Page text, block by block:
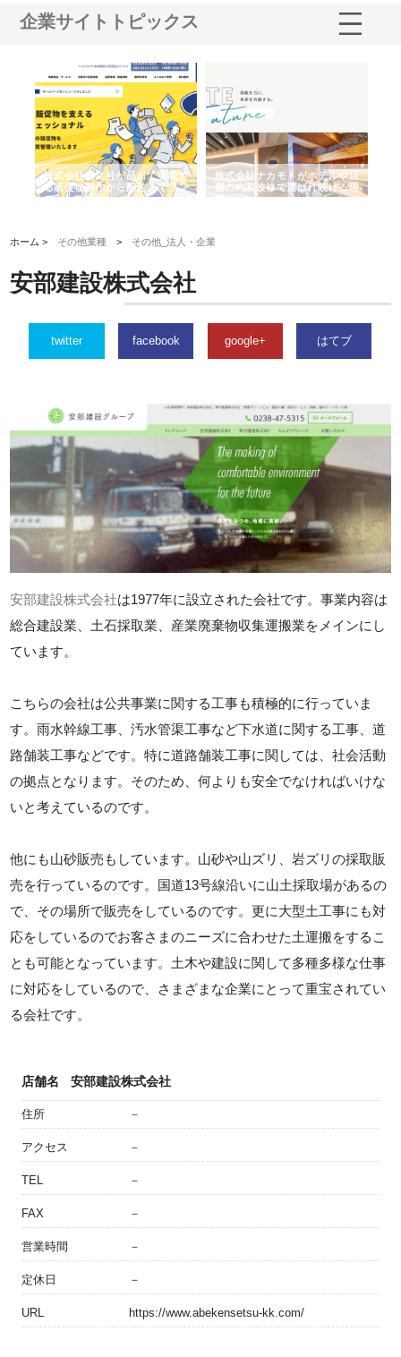
企業サイトトピックス
株式会社耕文社が品川で実現す
る販促物製作から配送までワン
ストップ対応
株式会社ナカモトがホテルや店
舗の内装改修で選ばれ続ける理
株式会社
れる理由
強み
ホーム > その他業種 > その他_法人・企業
安部建設株式会社
twitter facebook google+ はてブ
安部建設株式会社は1977年に設立された会社です。事業内容は
総合建設業、土石採取業、産業廃棄物収集運搬業をメインにし
ています。
こちらの会社は公共事業に関する工事も積極的に行っていま
す。雨水幹線工事、汚水管渠工事など下水道に関する工事、道
路舗装工事などです。特に道路舗装工事に関しては、社会活動
の拠点となります。そのため、何よりも安全でなければいけな
いと考えているのです。
他にも山砂販売もしています。山砂や山ズリ、岩ズリの採取販
売を行っているのです。国道13号線沿いに山土採取場があるの
で、その場所で販売をしているのです。更に大型土工事にも対
応をしているのでお客さまのニーズに合わせた土運搬をするこ
とも可能となっています。土木や建設に関して多種多様な仕事
に対応をしているので、さまざまな企業にとって重宝されてい
る会社です。
店舗名 安部建設株式会社
住所 －
アクセス －
TEL －
FAX －
営業時間 －
定休日 －
URL https://www.abekensetsu-kk.com/